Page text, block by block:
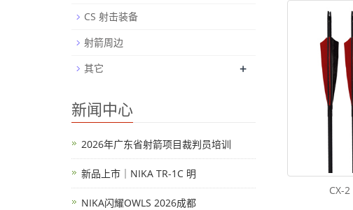
CX-
CS 射击装备
射箭周边
其它
+
新闻中心
2026年广东省射箭项目裁判员培训
新品上市｜NIKA TR-1C 明
NIKA闪耀OWLS 2026成都